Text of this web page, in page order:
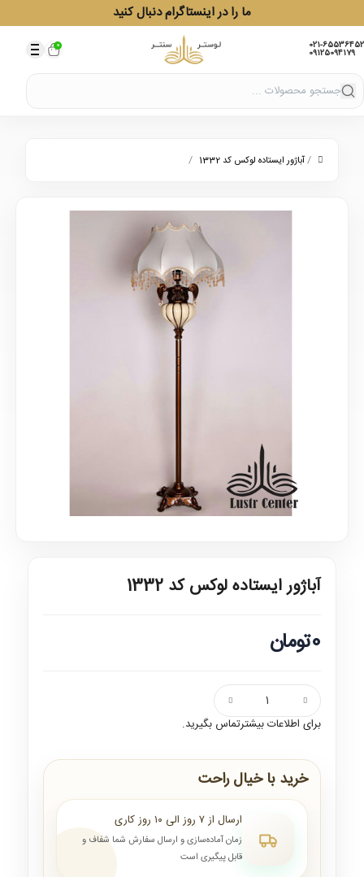
ما را در اینستاگرام دنبال کنید
021-65536452
09125094179
0
/آباژور ایستاده لوکس کد 1332 /
آباژور ایستاده لوکس کد 1332
0تومان
برای اطلاعات بیشترتماس بگیرید.
خرید با خیال راحت
ارسال از ۷ روز الی ۱۰ روز کاری
زمان آماده‌سازی و ارسال سفارش شما شفاف و
قابل پیگیری است